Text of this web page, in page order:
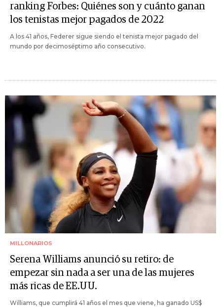
ranking Forbes: Quiénes son y cuánto ganan
los tenistas mejor pagados de 2022
A los 41 años, Federer sigue siendo el tenista mejor pagado del
mundo por decimoséptimo año consecutivo.
MILLONARIOS
Serena Williams anunció su retiro: de
empezar sin nada a ser una de las mujeres
más ricas de EE.UU.
Williams, que cumplirá 41 años el mes que viene, ha ganado US$